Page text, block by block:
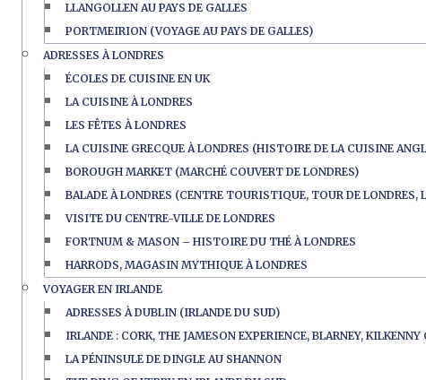
LLANGOLLEN AU PAYS DE GALLES
PORTMEIRION (VOYAGE AU PAYS DE GALLES)
ADRESSES À LONDRES
ÉCOLES DE CUISINE EN UK
LA CUISINE À LONDRES
LES FÊTES À LONDRES
LA CUISINE GRECQUE À LONDRES (HISTOIRE DE LA CUISINE
BOROUGH MARKET (MARCHÉ COUVERT DE LONDRES)
BALADE À LONDRES (CENTRE TOURISTIQUE, TOUR DE LONDRES,
VISITE DU CENTRE-VILLE DE LONDRES
FORTNUM & MASON – HISTOIRE DU THÉ À LONDRES
HARRODS, MAGASIN MYTHIQUE À LONDRES
VOYAGER EN IRLANDE
ADRESSES À DUBLIN (IRLANDE DU SUD)
IRLANDE : CORK, THE JAMESON EXPERIENCE, BLARNEY, KILKENNY
LA PÉNINSULE DE DINGLE AU SHANNON